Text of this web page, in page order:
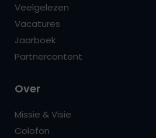
Veelgelezen
Vacatures
Jaarboek
Partnercontent
Over
Missie & Visie
Colofon